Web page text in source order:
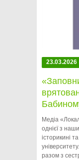
23.03.2026
Медіа
однієї з
історикині
разом з